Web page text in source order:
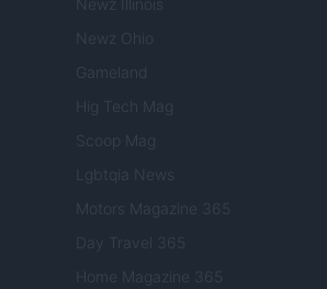
Newz Illinois
Newz Ohio
Gameland
Hig Tech Mag
Scoop Mag
Lgbtqia News
Motors Magazine 365
Day Travel 365
Home Magazine 365